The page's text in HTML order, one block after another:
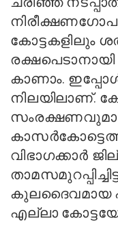
കോട്ടകളിലും
രക്ഷപെടാനായി
കാണാം.
നിലയിലാണ്.
വിഭാഗക്കാര്‍
കുലദൈവമായ
എല്ലാ